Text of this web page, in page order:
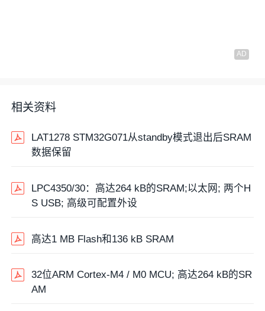
相关资料
LAT1278 STM32G071从standby模式退出后SRAM
数据保留
LPC4350/30：高达264 kB的SRAM;以太网; 两个H
S USB; 高级可配置外设
高达1 MB Flash和136 kB SRAM
32位ARM Cortex-M4 / M0 MCU; 高达264 kB的SR
AM